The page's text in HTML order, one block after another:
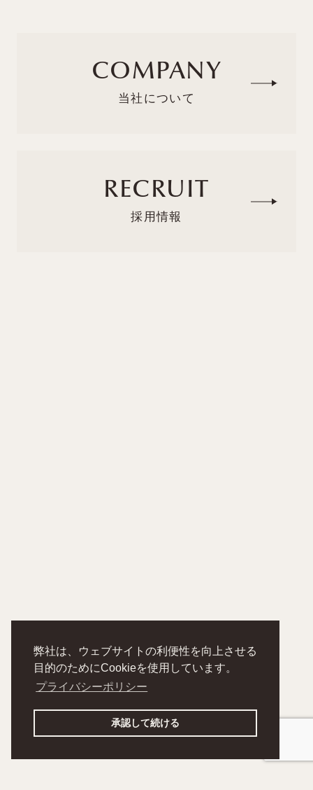
弊社は、ウェブサイトの利便性を向上させる
目的のためにCookieを使用しています。
プライバシーポリシー
承認して続ける
COMPANY
RECRUIT